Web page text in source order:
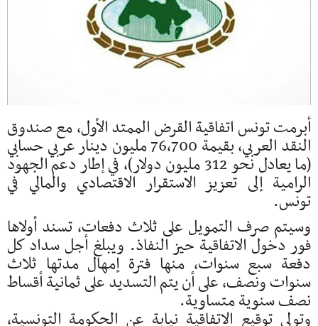
أبرمت تونس اتفاقية القرض الممتد الأول، مع صندوق
النقد العربي، بقيمة 76,700 مليون دينار عربي حسابي
(ما يعادل نحو 312 مليون دولار)، في إطار دعم الجهود
الرامية إلى تعزيز الاستقرار الاقتصادي والمالي في
تونس.
وسيتم صرف التمويل على ثلاث دفعات، تسند أولاها
فور دخول الاتفاقية حيز النفاذ. ويبلغ أجل سداد كل
دفعة سبع سنوات، منها فترة إمهال مدتها ثلاث
سنوات ونصف، على أن يتم التسديد على ثمانية أقساط
نصف سنوية متساوية.
وتولى توقيع الاتفاقية نيابة عن الحكومة التونسية،